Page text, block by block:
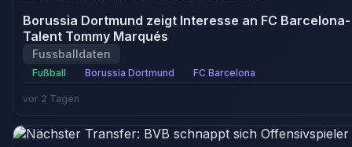
Borussia Dortmund zeigt Interesse an FC Barcelona-
Talent Tommy Marqués
Fussballdaten
Fußball Borussia Dortmund FC Barcelona
vor 2 Tagen